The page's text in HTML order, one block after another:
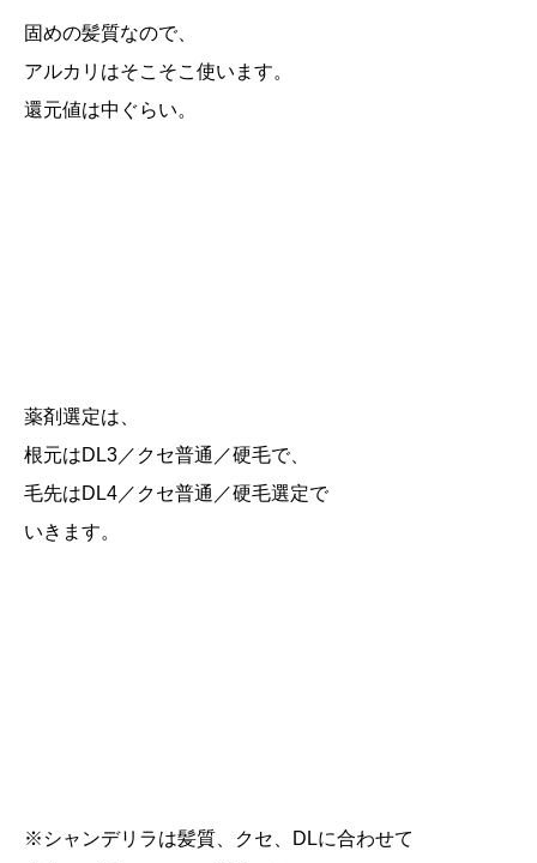
固めの髪質なので、
アルカリはそこそこ使います。
還元値は中ぐらい。
薬剤選定は、
根元はDL3／クセ普通／硬毛で、
毛先はDL4／クセ普通／硬毛選定で
いきます。
※シャンデリラは髪質、クセ、DLに合わせて